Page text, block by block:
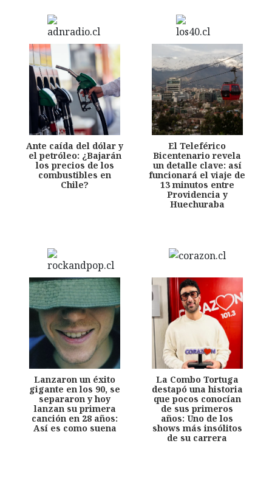
Ante caída del dólar y
el petróleo: ¿Bajarán
los precios de los
combustibles en
Chile?
El Teleférico
Bicentenario revela
un detalle clave: así
funcionará el viaje de
13 minutos entre
Providencia y
Huechuraba
Lanzaron un éxito
gigante en los 90, se
separaron y hoy
lanzan su primera
canción en 28 años:
Así es como suena
La Combo Tortuga
destapó una historia
que pocos conocían
de sus primeros
años: Uno de los
shows más insólitos
de su carrera